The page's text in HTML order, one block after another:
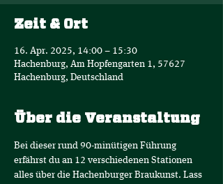
Zeit & Ort
16. Apr. 2025, 14:00 – 15:30
Hachenburg, Am Hopfengarten 1, 57627
Hachenburg, Deutschland
Über die Veranstaltung
Bei dieser rund 90-minütigen Führung
erfährst du an 12 verschiedenen Stationen
alles über die Hachenburger Braukunst. Lass